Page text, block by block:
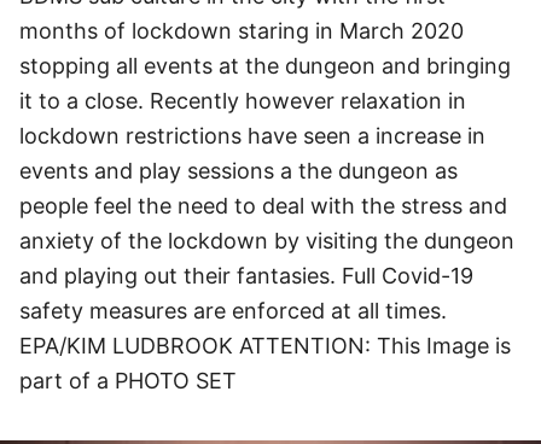
months of lockdown staring in March 2020
stopping all events at the dungeon and bringing
it to a close. Recently however relaxation in
lockdown restrictions have seen a increase in
events and play sessions a the dungeon as
people feel the need to deal with the stress and
anxiety of the lockdown by visiting the dungeon
and playing out their fantasies. Full Covid-19
safety measures are enforced at all times.
EPA/KIM LUDBROOK ATTENTION: This Image is
part of a PHOTO SET